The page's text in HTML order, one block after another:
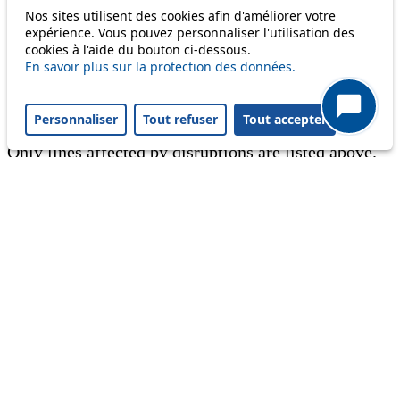
Information
Ongoing disruption
Reset filters
Only lines affected by disruptions are listed above.
Nos sites utilisent des cookies afin d'améliorer votre
expérience. Vous pouvez personnaliser l'utilisation des
cookies à l'aide du bouton ci-dessous.
En savoir plus sur la protection des données.
Personnaliser Tout refuser Tout accepter